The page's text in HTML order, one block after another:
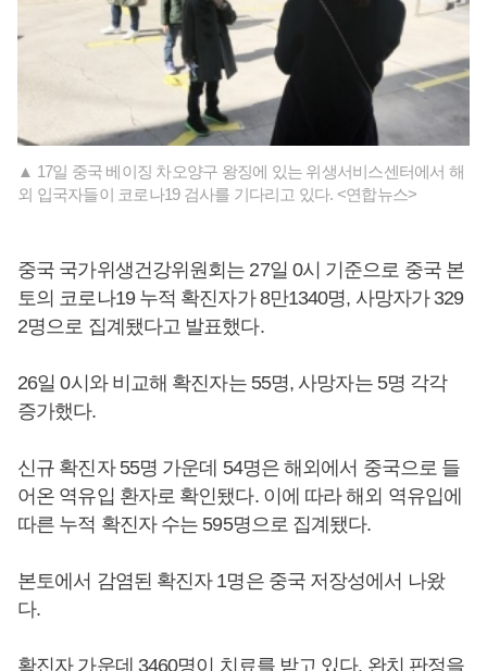
▲ 17일 중국 베이징 차오양구 왕징에 있는 위생서비스센터에서 해
외 입국자들이 코로나19 검사를 기다리고 있다. <연합뉴스>
중국 국가위생건강위원회는 27일 0시 기준으로 중국 본
토의 코로나19 누적 확진자가 8만1340명, 사망자가 329
2명으로 집계됐다고 발표했다.
26일 0시와 비교해 확진자는 55명, 사망자는 5명 각각
증가했다.
신규 확진자 55명 가운데 54명은 해외에서 중국으로 들
어온 역유입 환자로 확인됐다. 이에 따라 해외 역유입에
따른 누적 확진자 수는 595명으로 집계됐다.
본토에서 감염된 확진자 1명은 중국 저장성에서 나왔
다.
확진자 가운데 3460명이 치료를 받고 있다. 완치 판정을